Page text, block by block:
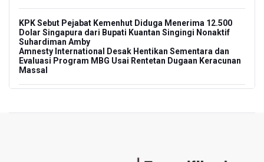
KPK Sebut Pejabat Kemenhut Diduga Menerima 12.500
Dolar Singapura dari Bupati Kuantan Singingi Nonaktif
Suhardiman Amby
Amnesty International Desak Hentikan Sementara dan
Evaluasi Program MBG Usai Rentetan Dugaan Keracunan
Massal